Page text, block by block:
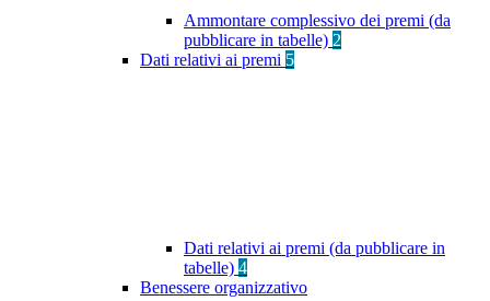
Ammontare complessivo dei premi (da
pubblicare in tabelle) 2
Dati relativi ai premi 5
Dati relativi ai premi (da pubblicare in
tabelle) 4
Benessere organizzativo